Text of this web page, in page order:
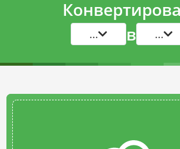
... в ...